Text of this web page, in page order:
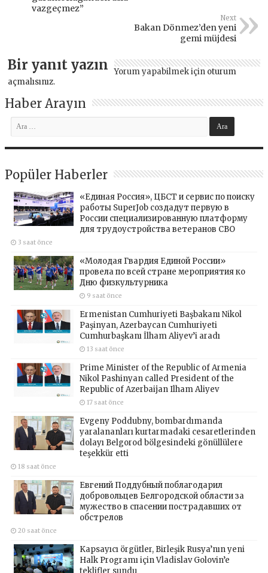
vazgeçmez”
Next
Bakan Dönmez’den yeni
gemi müjdesi
Bir yanıt yazın Yorum yapabilmek için oturum
açmalısınız.
Haber Arayın
Popüler Haberler
«Единая Россия», ЦБСТ и сервис по поиску
работы SuperJob создадут первую в
России специализированную платформу
для трудоустройства ветеранов СВО
3 saat önce
«Молодая Гвардия Единой России»
провела по всей стране мероприятия ко
Дню физкультурника
9 saat önce
Ermenistan Cumhuriyeti Başbakanı Nikol
Paşinyan, Azerbaycan Cumhuriyeti
Cumhurbaşkanı İlham Aliyev’i aradı
13 saat önce
Prime Minister of the Republic of Armenia
Nikol Pashinyan called President of the
Republic of Azerbaijan Ilham Aliyev
17 saat önce
Evgeny Poddubny, bombardımanda
yaralananları kurtarmadaki cesaretlerinden
dolayı Belgorod bölgesindeki gönüllülere
teşekkür etti
18 saat önce
Евгений Поддубный поблагодарил
добровольцев Белгородской области за
мужество в спасении пострадавших от
обстрелов
20 saat önce
Kapsayıcı örgütler, Birleşik Rusya’nın yeni
Halk Programı için Vladislav Golovin’e
teklifler sundu